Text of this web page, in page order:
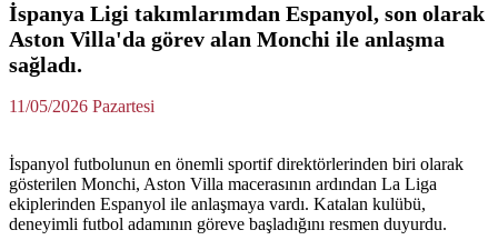
İspanya Ligi takımlarımdan Espanyol, son olarak
Aston Villa'da görev alan Monchi ile anlaşma
sağladı.
11/05/2026 Pazartesi
İspanyol futbolunun en önemli sportif direktörlerinden biri olarak
gösterilen Monchi, Aston Villa macerasının ardından La Liga
ekiplerinden Espanyol ile anlaşmaya vardı. Katalan kulübü,
deneyimli futbol adamının göreve başladığını resmen duyurdu.